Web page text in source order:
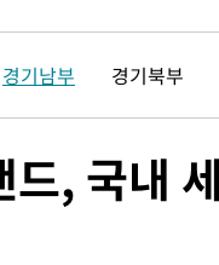
경기남부 경기북부
, 국내